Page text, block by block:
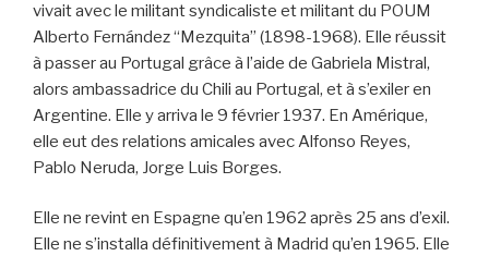
vivait avec le militant syndicaliste et militant du POUM
Alberto Fernández “Mezquita” (1898-1968). Elle réussit
à passer au Portugal grâce à l’aide de Gabriela Mistral,
alors ambassadrice du Chili au Portugal, et à s’exiler en
Argentine. Elle y arriva le 9 février 1937. En Amérique,
elle eut des relations amicales avec Alfonso Reyes,
Pablo Neruda, Jorge Luis Borges.
Elle ne revint en Espagne qu’en 1962 après 25 ans d’exil.
Elle ne s’installa définitivement à Madrid qu’en 1965. Elle